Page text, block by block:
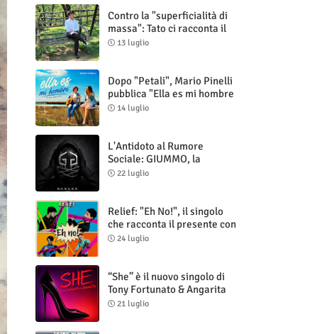
Contro la "superficialità di
massa": Tato ci racconta il
nuovo singolo "Vuoti digitali"
13 luglio
Dopo "Petali", Mario Pinelli
pubblica "Ella es mi hombre
(Il mio uomo è lei)"
14 luglio
L'Antidoto al Rumore
Sociale: GIUMMO, la
Maschera e la Cruda Verità
22 luglio
Relief: "Eh No!", il singolo
che racconta il presente con
ironia e autenticità
24 luglio
“She” è il nuovo singolo di
Tony Fortunato & Angarita
21 luglio